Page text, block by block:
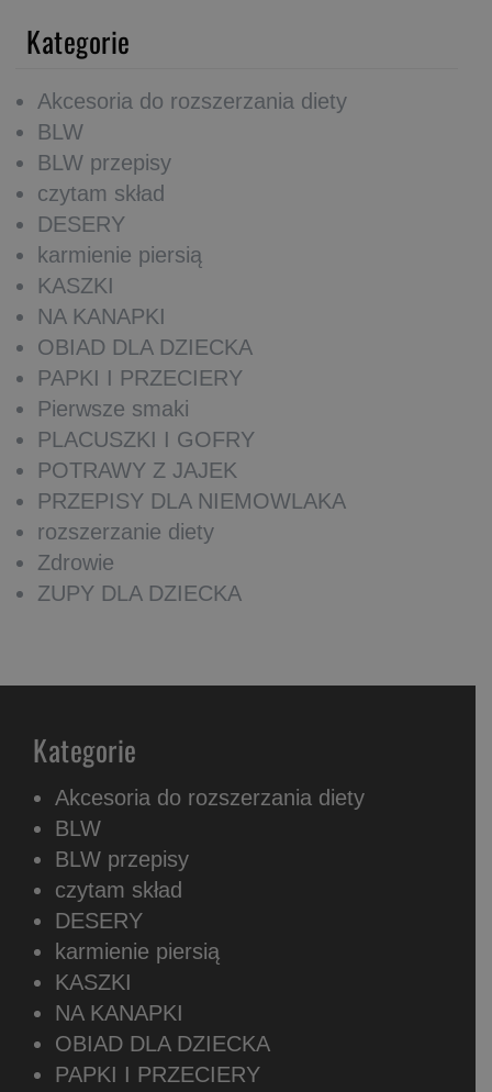
Kategorie
Akcesoria do rozszerzania diety
BLW
BLW przepisy
czytam skład
DESERY
karmienie piersią
KASZKI
NA KANAPKI
OBIAD DLA DZIECKA
PAPKI I PRZECIERY
Pierwsze smaki
PLACUSZKI I GOFRY
POTRAWY Z JAJEK
PRZEPISY DLA NIEMOWLAKA
rozszerzanie diety
Zdrowie
ZUPY DLA DZIECKA
Kategorie
Akcesoria do rozszerzania diety
BLW
BLW przepisy
czytam skład
DESERY
karmienie piersią
KASZKI
NA KANAPKI
OBIAD DLA DZIECKA
PAPKI I PRZECIERY